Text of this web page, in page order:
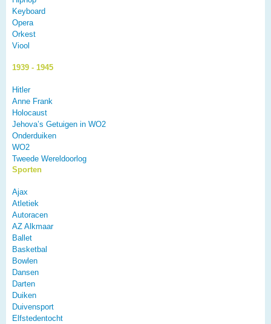
Keyboard
Opera
Orkest
Viool
1939 - 1945
Hitler
Anne Frank
Holocaust
Jehova’s Getuigen in WO2
Onderduiken
WO2
Tweede Wereldoorlog
Sporten
Ajax
Atletiek
Autoracen
AZ Alkmaar
Ballet
Basketbal
Bowlen
Dansen
Darten
Duiken
Duivensport
Elfstedentocht